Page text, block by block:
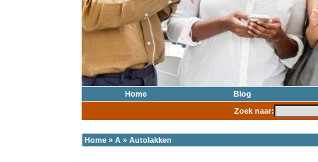
Home
Blog
Zoek naar:
Home » A » Autolakken